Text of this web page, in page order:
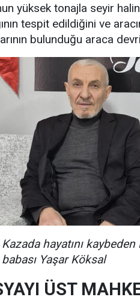
yüksek tonajla seyir
tespit edildiğini ve
bulunduğu araca
Kazada hayatını
babası Yaşar Köksal
ÜST